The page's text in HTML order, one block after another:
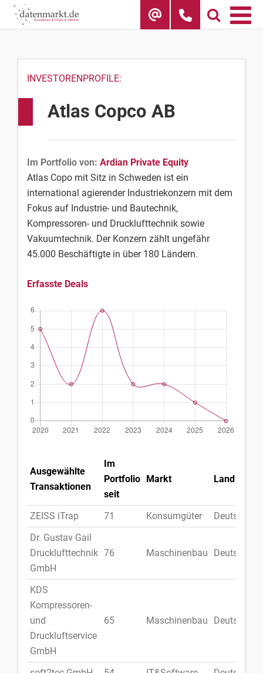
Skip
INVESTORENPROFILE:
Atlas Copco AB
Im Portfolio von: Ardian Private Equity
Atlas Copo mit Sitz in Schweden ist ein
international agierender Industriekonzern mit dem
Fokus auf Industrie- und Bautechnik,
Kompressoren- und Drucklufttechnik sowie
Vakuumtechnik. Der Konzern zählt ungefähr
45.000 Beschäftigte in über 180 Ländern.
Erfasste Deals
Ausgewählte
Transaktionen
Im
Portfolio
seit
Markt Land
ZEISS iTrap 71 Konsumgüter
Dr. Gustav Gail
Drucklufttechnik
GmbH
76 Maschinenbau
KDS
Kompressoren-
und
Druckluftservice
GmbH
65 Maschinenbau